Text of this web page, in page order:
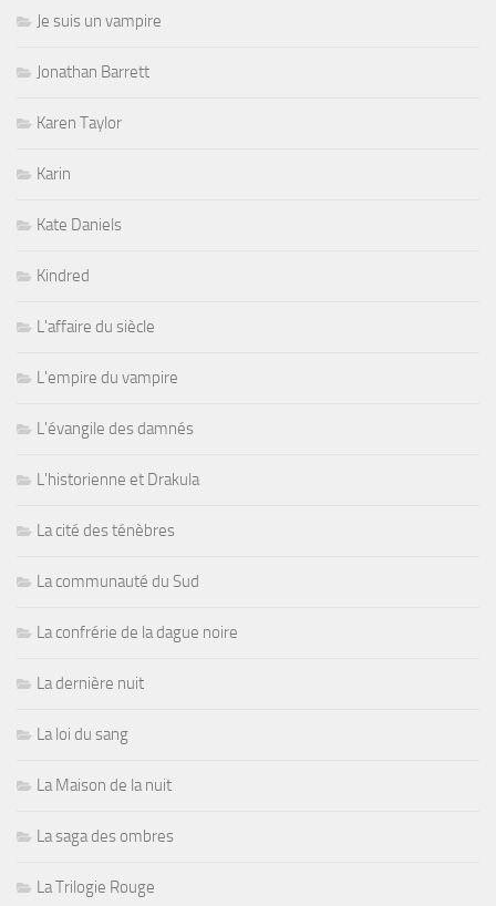
Je suis un vampire
Jonathan Barrett
Karen Taylor
Karin
Kate Daniels
Kindred
L'affaire du siècle
L'empire du vampire
L'évangile des damnés
L'historienne et Drakula
La cité des ténèbres
La communauté du Sud
La confrérie de la dague noire
La dernière nuit
La loi du sang
La Maison de la nuit
La saga des ombres
La Trilogie Rouge